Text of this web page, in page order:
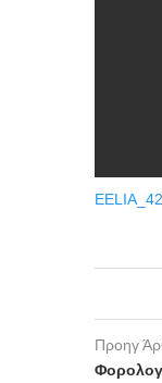
EELIA_42
Προηγ